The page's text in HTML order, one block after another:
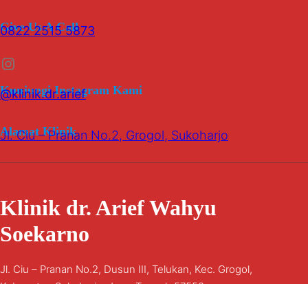
Give Us A Call
0822 2515 5873
Instagram
Kunjungi Instagram Kami
@klinik.dr.arief
Alamat Klinik
Jl. Ciu – Pranan No.2, Grogol, Sukoharjo
Klinik dr. Arief Wahyu
Soekarno
Jl. Ciu – Pranan No.2, Dusun III, Telukan, Kec. Grogol,